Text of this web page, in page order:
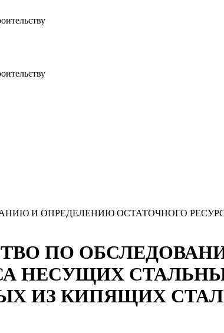
И ОПРЕДЕЛЕНИЮ ОСТАТОЧНОГО
ПО
НЕСУЩИХ
ИЗ КИПЯЩИХ